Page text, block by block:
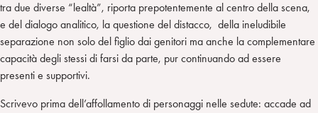
tra due diverse “lealtà”, riporta prepotentemente al centro della scena,
e del dialogo analitico, la questione del distacco, della ineludibile
separazione non solo del figlio dai genitori ma anche la complementare
capacità degli stessi di farsi da parte, pur continuando ad essere
presenti e supportivi.
Scrivevo prima dell’affollamento di personaggi nelle sedute: accade ad